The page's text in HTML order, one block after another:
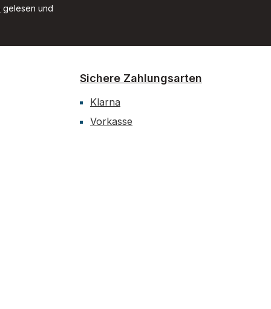
gelesen und
Sichere Zahlungsarten
Klarna
Vorkasse